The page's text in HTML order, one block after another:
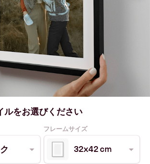
ルをお選びください
フレームサイズ
32x42 cm